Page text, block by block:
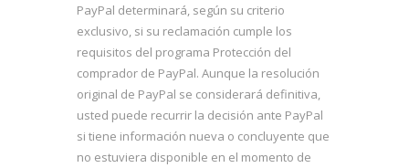
PayPal determinará, según su criterio
exclusivo, si su reclamación cumple los
requisitos del programa Protección del
comprador de PayPal. Aunque la resolución
original de PayPal se considerará definitiva,
usted puede recurrir la decisión ante PayPal
si tiene información nueva o concluyente que
no estuviera disponible en el momento de